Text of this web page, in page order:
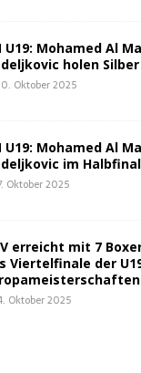
U19: Moha­med Al
holen
Oktober 2025
U19: Moha­med Al
im
Oktober 2025
erreicht mit 7
Vier­tel­fi­na­le der
Oktober 2025